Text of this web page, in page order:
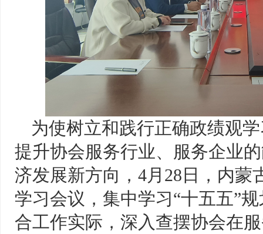
为使树立和践行正确政绩观
提升协会服务行业、服务企业
济发展新方向，4月28日，内
学习会议，集中学习“十五五”
合工作实际，深入查摆协会在